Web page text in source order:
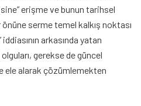
erişme ve bunun tarihsel
önüne serme temel kalkış noktası
arkasında yatan
gerekse de güncel
ele alarak çözümlemekten